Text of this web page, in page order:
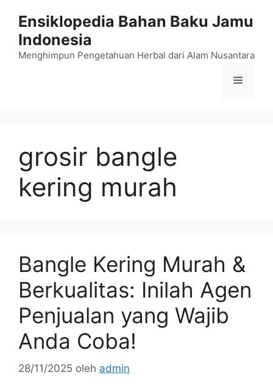
Ensiklopedia Bahan Baku Jamu
Indonesia
Menghimpun Pengetahuan Herbal dari Alam Nusantara
Menu
grosir bangle
kering murah
Bangle Kering Murah &
Berkualitas: Inilah Agen
Penjualan yang Wajib
Anda Coba!
28/11/2025 oleh admin